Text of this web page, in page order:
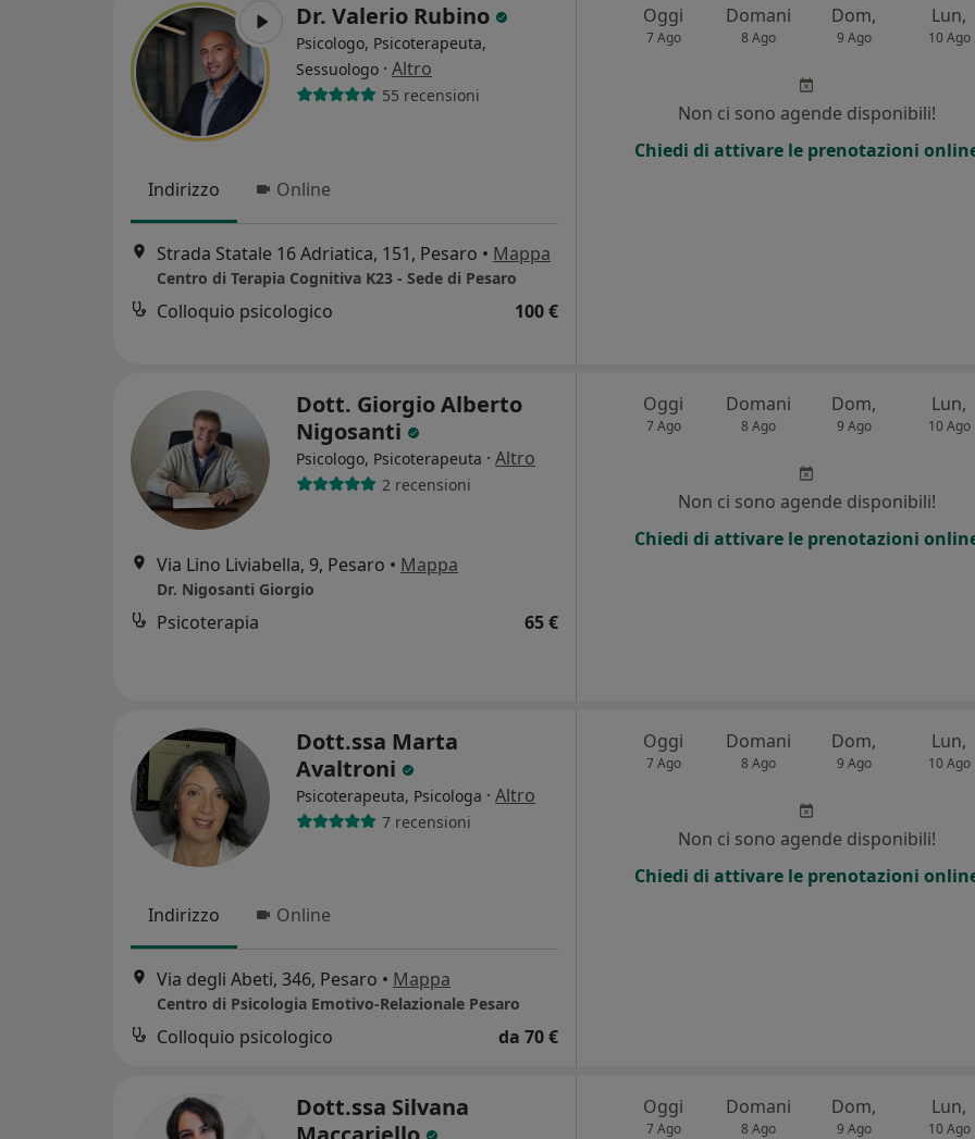
Dr. Valerio Rubino
Psicologo, Psicoterapeuta,
Sessuologo · Altro
55 recensioni
Indirizzo Online
Strada Statale 16 Adriatica, 151, Pesaro • Mappa
Centro di Terapia Cognitiva K23 - Sede di Pesaro
Colloquio psicologico 100 €
Oggi
7 Ago
Domani
8 Ago
Dom,
9 Ago
Lun,
10 Ago
Non ci sono agende disponibili!
Chiedi di attivare le prenotazioni
Dott. Giorgio Alberto
Nigosanti
Psicologo, Psicoterapeuta · Altro
2 recensioni
Via Lino Liviabella, 9, Pesaro • Mappa
Dr. Nigosanti Giorgio
Psicoterapia 65 €
Oggi
7 Ago
Domani
8 Ago
Dom,
9 Ago
Lun,
10 Ago
Non ci sono agende disponibili!
Chiedi di attivare le prenotazioni
Dott.ssa Marta
Avaltroni
Psicoterapeuta, Psicologa · Altro
7 recensioni
Indirizzo Online
Via degli Abeti, 346, Pesaro • Mappa
Centro di Psicologia Emotivo-Relazionale Pesaro
Colloquio psicologico da 70 €
Oggi
7 Ago
Domani
8 Ago
Dom,
9 Ago
Lun,
10 Ago
Non ci sono agende disponibili!
Chiedi di attivare le prenotazioni
Dott.ssa Silvana
Oggi
7 Ago
Domani
8 Ago
Dom,
9 Ago
Lun,
10 Ago